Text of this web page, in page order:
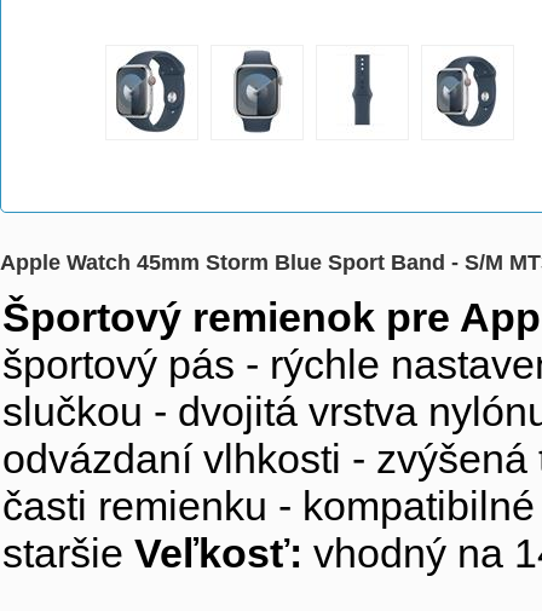
Apple Watch 45mm Storm Blue Sport Band - S/M
Športový remienok pre
športový pás - rýchle
slučkou - dvojitá vrstva
odvázdaní vlhkosti -
časti remienku -
staršie Veľkosť: vhodný na